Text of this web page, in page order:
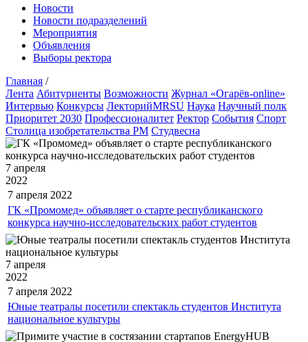
Новости
Новости подразделений
Мероприятия
Объявления
Выборы ректора
Главная /
Лента Абитуриенты Возможности Журнал «Огарёв-online»
Интервью Конкурсы ЛекторийMRSU Наука Научный полк
Приоритет 2030 Профессионалитет Ректор События Спорт
Столица изобретательства РМ Студвесна
7 апреля
2022
7 апреля 2022
ГК «Промомед» объявляет о старте республиканского
конкурса научно-исследовательских работ студентов
7 апреля
2022
7 апреля 2022
Юные театралы посетили спектакль студентов Института
национальное культуры